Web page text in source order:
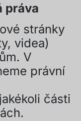
práva
stránky
videa)
V
právní
části